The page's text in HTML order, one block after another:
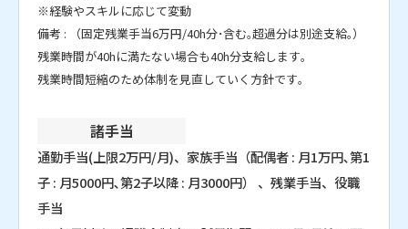
※経験やスキルに応じて変動
備考 : （固定残業手当6万円/40h分･含む｡超過分は別途支給｡）
残業時間が40hに満たない場合も40h分支給します｡
残業時間短縮のため体制を見直していく方針です｡
諸手当
通勤手当(上限2万円/月)、家族手当（配偶者 : 月1万円､第1
子 : 月5000円､第2子以降 : 月3000円） 、残業手当、役職
手当